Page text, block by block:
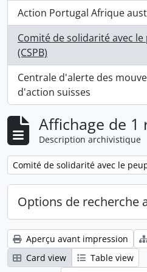
Action Portugal Afrique
, 1 résultats
Comité de solidarité avec
(CSPB)
, 1 résultats
Centrale d'alerte des
d'action suisses
, 1 résultats
Affichage de 1
Description archivistique
Remove filter:
Comité de solidarité avec le
Options de recherche
Aperçu avant impression
Card view
Table view